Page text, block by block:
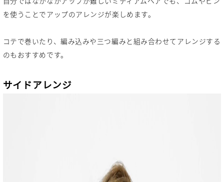
を使うことでアップのアレンジが楽しめます。
コテで巻いたり、編み込みや三つ編みと組み合わせてアレンジする
のもおすすめです。
サイドアレンジ